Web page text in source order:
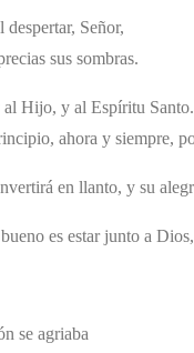
Señor,
sus sombras.
Hijo, y al Espíritu Santo.
ahora y siempre,
en llanto, y su
es estar junto a
se agriaba